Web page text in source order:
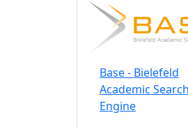
Base - Bielefeld
Academic Search
Engine